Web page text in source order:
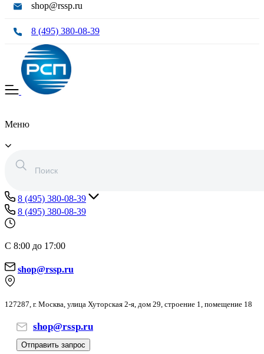
shop@rssp.ru
8 (495) 380-08-39
Меню
8 (495) 380-08-39
8 (495) 380-08-39
С 8:00 до 17:00
shop@rssp.ru
127287, г. Москва, улица Хуторская 2-я, дом 29, строение 1, помещение 18
shop@rssp.ru
Отправить запрос